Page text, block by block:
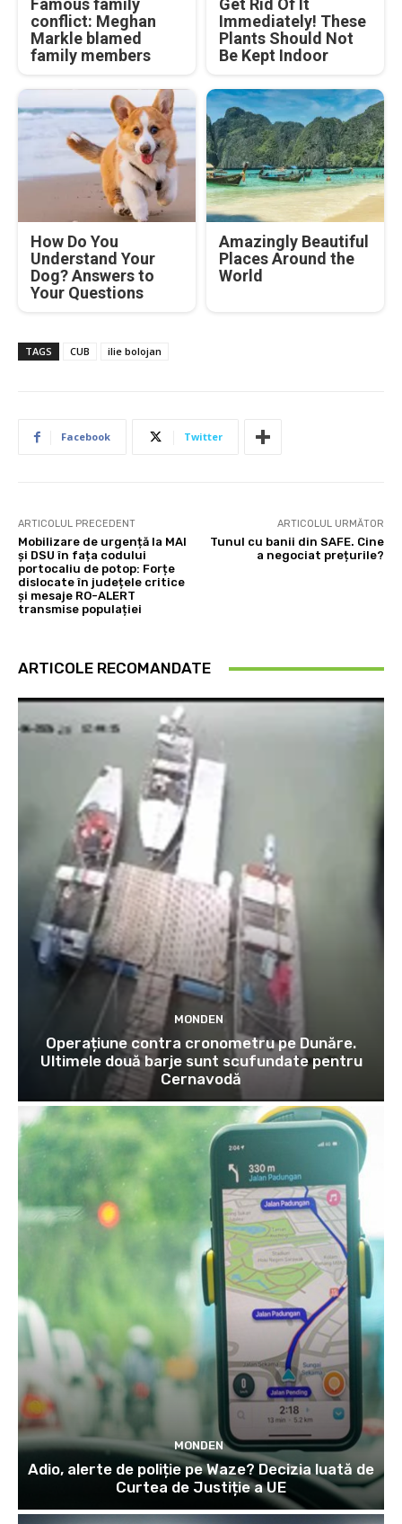
Famous family
conflict: Meghan
Markle blamed
family members
Get Rid Of It
Immediately! These
Plants Should Not
Be Kept Indoor
How Do You
Understand Your
Dog? Answers to
Your Questions
Amazingly Beautiful
Places Around the
World
TAGS CUB ilie bolojan
Facebook Twitter
ARTICOLUL PRECEDENT
Mobilizare de urgență la MAI
și DSU în fața codului
portocaliu de potop: Forțe
dislocate în județele critice
și mesaje RO-ALERT
transmise populației
ARTICOLUL URMĂTOR
Tunul cu banii din SAFE. Cine
a negociat prețurile?
ARTICOLE RECOMANDATE
MONDEN
Operațiune contra cronometru pe Dunăre.
Ultimele două barje sunt scufundate pentru
Cernavodă
MONDEN
Adio, alerte de poliție pe Waze? Decizia luată de
Curtea de Justiție a UE